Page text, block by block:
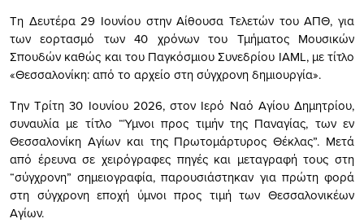
Τη Δευτέρα 29 Ιουνίου στην Αίθουσα Τελετών του ΑΠΘ, για
των εορτασμό των 40 χρόνων του Τμήματος Μουσικών
Σπουδών καθώς και του Παγκόσμιου Συνεδρίου IAML, με τίτλο
«Θεσσαλονίκη: από το αρχείο στη σύγχρονη δημιουργία».
Την Τρίτη 30 Ιουνίου 2026, στον Ιερό Ναό Αγίου Δημητρίου,
συναυλία με τίτλο “Ύμνοι προς τιμήν της Παναγίας, των εν
Θεσσαλονίκη Αγίων και της Πρωτομάρτυρος Θέκλας”. Μετά
από έρευνα σε χειρόγραφες πηγές και μεταγραφή τους στη
“σύγχρονη” σημειογραφία, παρουσιάστηκαν για πρώτη φορά
στη σύγχρονη εποχή ύμνοι προς τιμή των Θεσσαλονικέων
Αγίων.